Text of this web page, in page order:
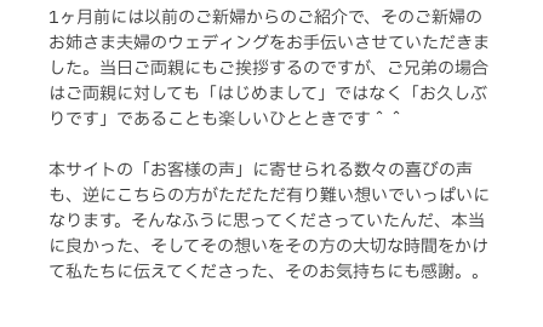
1ヶ月前には以前のご新婦からのご紹介で、そのご新婦の
お姉さま夫婦のウェディングをお手伝いさせていただきま
した。当日ご両親にもご挨拶するのですが、ご兄弟の場合
はご両親に対しても「はじめまして」ではなく「お久しぶ
りです」であることも楽しいひとときです＾＾
本サイトの「お客様の声」に寄せられる数々の喜びの声
も、逆にこちらの方がただただ有り難い想いでいっぱいに
なります。そんなふうに思ってくださっていたんだ、本当
に良かった、そしてその想いをその方の大切な時間をかけ
て私たちに伝えてくださった、そのお気持ちにも感謝。。